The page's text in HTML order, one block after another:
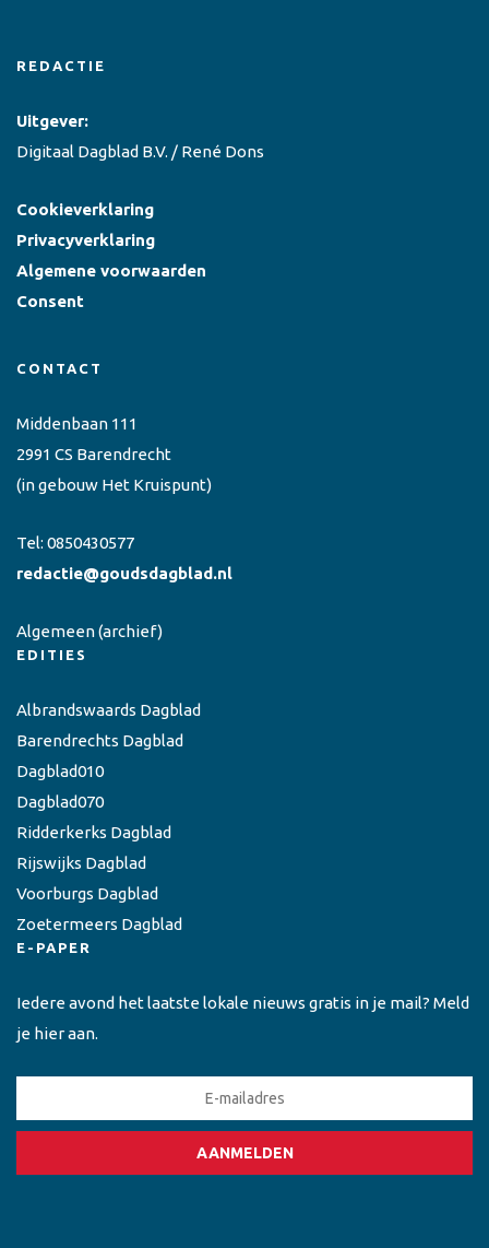
REDACTIE
Uitgever:
Digitaal Dagblad B.V. / René Dons
Cookieverklaring
Privacyverklaring
Algemene voorwaarden
Consent
CONTACT
Middenbaan 111
2991 CS Barendrecht
(in gebouw Het Kruispunt)
Tel: 0850430577
redactie@goudsdagblad.nl
Algemeen(archief)
EDITIES
Albrandswaards Dagblad
Barendrechts Dagblad
Dagblad010
Dagblad070
Ridderkerks Dagblad
Rijswijks Dagblad
Voorburgs Dagblad
Zoetermeers Dagblad
E-PAPER
Iedere avond het laatste lokale nieuws gratis in je mail? Meld
je hier aan.